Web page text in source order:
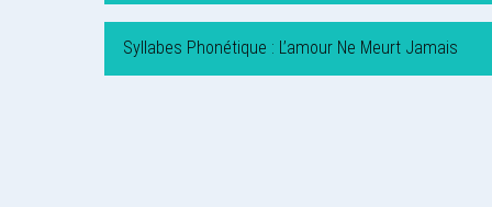
Syllabes Phonétique : L’amour Ne Meurt Jamais